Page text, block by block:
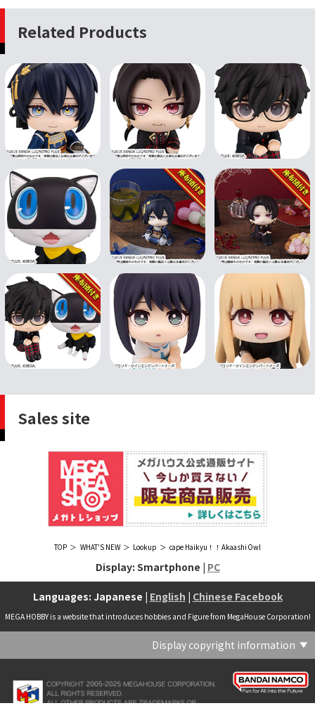
Related Products
Sales site
TOP WHAT'S NEW Lookup cape Haikyu！！Akaashi Owl
Display: Smartphone | PC
Languages: Japanese | English | Chinese Facebook
MEGA HOBBY is a website that introduces hobbies and Figure from MegaHouse Corporation!
Display copyright information